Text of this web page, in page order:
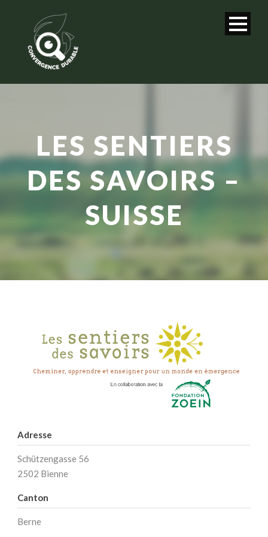
LES SENTIERS
DES SAVOIRS –
SUISSE
Adresse
Schützengasse 56
2502 Bienne
Canton
Berne